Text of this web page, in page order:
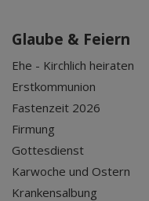
Glaube & Feiern
Ehe - Kirchlich heiraten
Erstkommunion
Fastenzeit 2026
Firmung
Gottesdienst
Karwoche und Ostern
Krankensalbung